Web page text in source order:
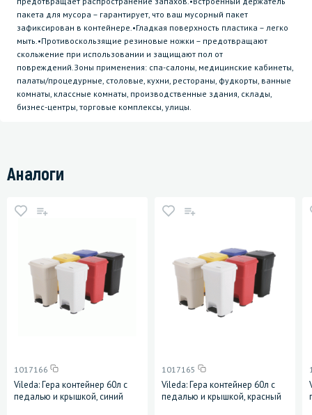
пакета для мусора – гарантирует, что ваш мусорный пакет
зафиксирован в контейнере.•Гладкая поверхность пластика – легко
мыть.•Противоскользящие резиновые ножки – предотвращают
скольжение при использовании и защищают пол от
повреждений.Зоны применения: спа-салоны, медицинские кабинеты,
палаты/процедурные, столовые, кухни, рестораны, фудкорты, ванные
комнаты, классные комнаты, производственные здания, склады,
бизнес-центры, торговые комплексы, улицы.
Аналоги
1017166
Vileda: Гера контейнер 60л с
педалью и крышкой, синий
1017165
Vileda: Гера контейнер 60л с
педалью и крышкой, красный